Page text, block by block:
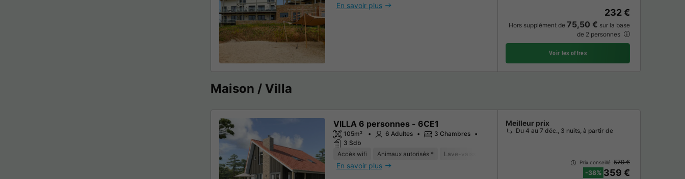
En savoir plus
232 €
Hors supplément de 75,50 € sur la base
de 2 personnes
Voir les offres
Maison / Villa
VILLA 6 personnes - 6CE1
105m² 6 Adultes
3 Chambres
3 Sdb
Accès wifi
Animaux autorisés * Lave-vaisselle
En savoir plus
Meilleur prix
Du 4 au 7 déc., 3 nuits, à partir de
Prix conseillé :579 €
-38% 359 €